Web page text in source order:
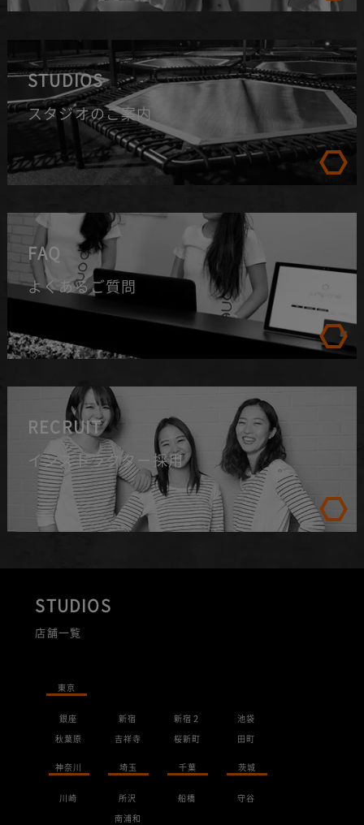
STUDIOS
スタジオのご案内
FAQ
よくあるご質問
RECRUIT
インストラクター採用
STUDIOS
店舗一覧
東京
銀座 新宿 新宿２
池袋
秋葉原
吉祥寺 桜新町 田町
神奈川 埼玉 千葉 茨城
川崎 所沢 船橋
守谷
南浦和